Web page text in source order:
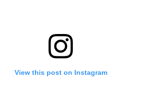
View this post on Instagram